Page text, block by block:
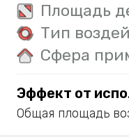
Площадь
Тип
Сфера
Эффект от
Общая площадь